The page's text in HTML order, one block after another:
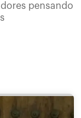
pensando